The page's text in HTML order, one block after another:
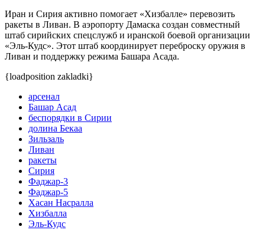
Иран и Сирия активно помогает «Хизбалле» перевозить
ракеты в Ливан. В аэропорту Дамаска создан совместный
штаб сирийских спецслужб и иранской боевой организации
«Эль-Кудс». Этот штаб координирует переброску оружия в
Ливан и поддержку режима Башара Асада.
{loadposition zakladki}
арсенал
Башар Асад
беспорядки в Сирии
долина Бекаа
Зильзаль
Ливан
ракеты
Сирия
Фаджар-3
Фаджар-5
Хасан Насралла
Хизбалла
Эль-Кудс